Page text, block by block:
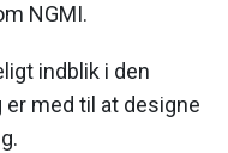
NGMI.
indblik i den
med til at designe